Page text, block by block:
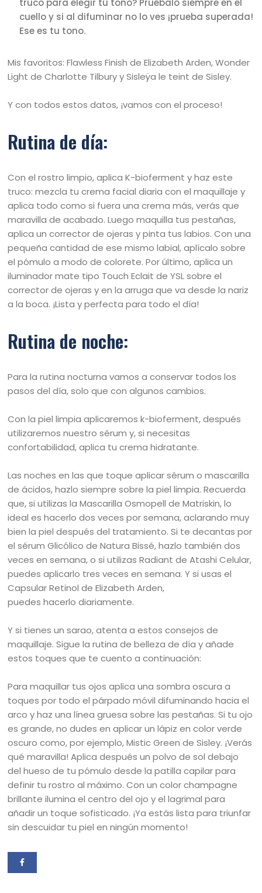
truco para elegir tu tono? Pruébalo siempre en el
cuello y si al difuminar no lo ves ¡prueba superada!
Ese es tu tono.
Mis favoritos: Flawless Finish de Elizabeth Arden, Wonder
Light de Charlotte Tilbury y Sisleÿa le teint de Sisley.
Y con todos estos datos, ¡vamos con el proceso!
Rutina de día:
Con el rostro limpio, aplica K-bioferment y haz este
truco: mezcla tu crema facial diaria con el maquillaje y
aplica todo como si fuera una crema más, verás que
maravilla de acabado. Luego maquilla tus pestañas,
aplica un corrector de ojeras y pinta tus labios. Con una
pequeña cantidad de ese mismo labial, aplícalo sobre
el pómulo a modo de colorete. Por último, aplica un
iluminador mate tipo Touch Eclait de YSL sobre el
corrector de ojeras y en la arruga que va desde la nariz
a la boca. ¡Lista y perfecta para todo el día!
Rutina de noche:
Para la rutina nocturna vamos a conservar todos los
pasos del día, solo que con algunos cambios.
Con la piel limpia aplicaremos k-bioferment, después
utilizaremos nuestro sérum y, si necesitas
confortabilidad, aplica tu crema hidratante.
Las noches en las que toque aplicar sérum o mascarilla
de ácidos, hazlo siempre sobre la piel limpia. Recuerda
que, si utilizas la Mascarilla Osmopell de Matriskin, lo
ideal es hacerlo dos veces por semana, aclarando muy
bien la piel después del tratamiento. Si te decantas por
el sérum Glicólico de Natura Bissé, hazlo también dos
veces en semana, o si utilizas Radiant de Atashi Celular,
puedes aplicarlo tres veces en semana. Y si usas el
Capsular Retinol de Elizabeth Arden,
puedes hacerlo diariamente.
Y si tienes un sarao, atenta a estos consejos de
maquillaje. Sigue la rutina de belleza de día y añade
estos toques que te cuento a continuación:
Para maquillar tus ojos aplica una sombra oscura a
toques por todo el párpado móvil difuminando hacia el
arco y haz una línea gruesa sobre las pestañas. Si tu ojo
es grande, no dudes en aplicar un lápiz en color verde
oscuro como, por ejemplo, Mistic Green de Sisley. ¡Verás
qué maravilla! Aplica después un polvo de sol debajo
del hueso de tu pómulo desde la patilla capilar para
definir tu rostro al máximo. Con un color champagne
brillante ilumina el centro del ojo y el lagrimal para
añadir un toque sofisticado. ¡Ya estás lista para triunfar
sin descuidar tu piel en ningún momento!